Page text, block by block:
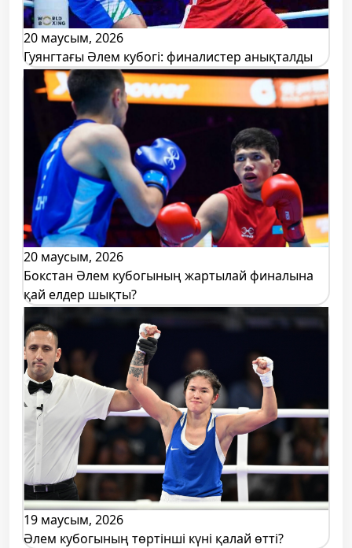
20 маусым, 2026
Гуянгтағы Әлем кубогі: финалистер анықталды
20 маусым, 2026
Бокстан Әлем кубогының жартылай финалына
қай елдер шықты?
19 маусым, 2026
Әлем кубогының төртінші күні қалай өтті?